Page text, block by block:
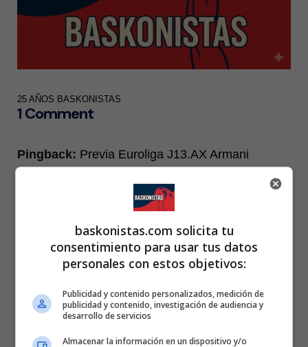
25 AÑOS BASKONISTAS
1 Comment
Pingback: Previa Euroliga J13.AX Armani
Exchange Olimpia Milán-Baskonia -
www.baskonistas.com
Comments are closed.
baskonistas.com solicita tu
consentimiento para usar tus datos
personales con estos objetivos:
Publicidad y contenido personalizados, medición de
publicidad y contenido, investigación de audiencia y
desarrollo de servicios
Almacenar la información en un dispositivo y/o